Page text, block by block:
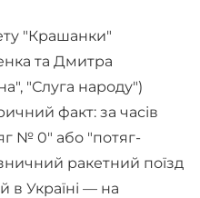
"Крашанки"
та Дмитра
"Слуга народу")
факт: за часів
№ 0" або "потяг-
ракетний поїзд
в Україні — на